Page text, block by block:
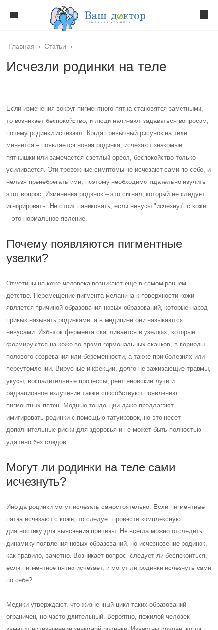
Главная › Статьи ›
Исчезли родинки на теле
Если изменения вокруг пигментного пятна становятся заметными,
то возникает беспокойство, и люди начинают задаваться вопросом,
почему родинки исчезают. Когда привычный рисунок на теле
меняется – появляется новая родинка, исчезают знакомые
пятнышки или замечается светлый ореол, беспокойство только
усиливается. Эти тревожные симптомы не исчезают сами по себе, и
нельзя пренебрегать ими, поэтому необходимо тщательно изучить
этот вопрос. Изменения родинок – это сигнал, который не следует
игнорировать. Не стоит паниковать, если невусы "исчезнут" с кожи
– это нормальное явление.
Почему появляются пигментные
узелки?
Отметины на коже человека возникают еще в самом раннем
детстве. Перемещение пигмента меланина к поверхности кожи
является причиной образования новых образований, которые народ
привык называть родинками, а в медицине они называются
невусами. Избыток фермента скапливается в узелках, которые
формируются на коже во время гормональных скачков, в периоды
полового созревания или беременности, а также при болезнях или
переутомлении. Вирусные инфекции, долго не заживающие травмы,
укусы, воспалительные процессы, рентгеновские лучи и
радиационное излучение также способствуют появлению
пигментных пятен. Модные тенденции даже предлагают
имитировать родинки с помощью татуировок, но это несет
дополнительные риски для здоровья и не может быть полностью
удалено без следов.
Могут ли родинки на теле сами
исчезнуть?
Иногда родинки могут исчезать самостоятельно. Если пигментные
пятна исчезают с кожи, то следует провести комплексную
диагностику для выяснения причины. Не всегда можно отследить
динамику появления новых образований, но исчезновение родинок,
как правило, заметно. Возникает вопрос, следует ли беспокоиться,
если пигментное пятно исчезает, и могут ли родинки исчезнуть сами
по себе?
Медики утверждают, что жизненный цикл таких образований
ограничен, но часто длительный. Вероятно, пожилой человек